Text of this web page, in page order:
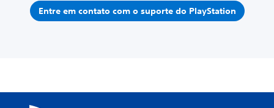
Entre em contato com o suporte do PlayStation